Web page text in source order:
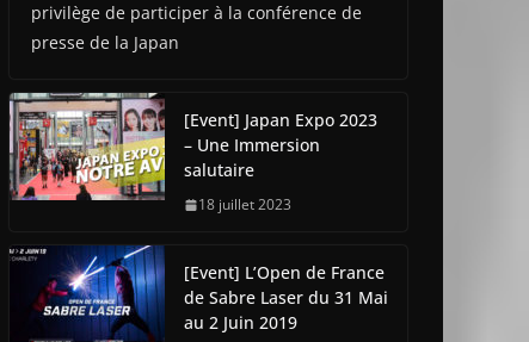
privilège de participer à la conférence de
presse de la Japan
[Event] Japan Expo 2023
– Une Immersion
salutaire
18 juillet 2023
[Event] L’Open de France
de Sabre Laser du 31 Mai
au 2 Juin 2019